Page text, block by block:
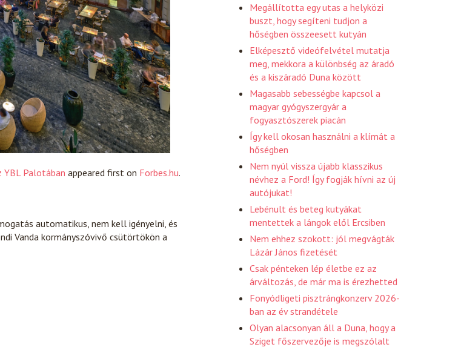
Palotában appeared first on Forbes.hu.
automatikus, nem kell igényelni, és
Vanda kormányszóvivő csütörtökön a
Megállította egy utas a helyközi
buszt, hogy segíteni tudjon a
hőségben összeesett kutyán
Elképesztő videófelvétel mutatja
meg, mekkora a különbség az áradó
és a kiszáradó Duna között
Magasabb sebességbe kapcsol a
magyar gyógyszergyár a
fogyasztószerek piacán
Így kell okosan használni a klímát a
hőségben
Nem nyúl vissza újabb klasszikus
névhez a Ford! Így fogják hívni az új
autójukat!
Lebénult és beteg kutyákat
mentettek a lángok elől Ercsiben
Nem ehhez szokott: jól megvágták
Lázár János fizetését
Csak pénteken lép életbe ez az
árváltozás, de már ma is érezhetted
Fonyódligeti pisztrángkonzerv 2026-
ban az év strandétele
Olyan alacsonyan áll a Duna, hogy a
Sziget főszervezője is megszólalt